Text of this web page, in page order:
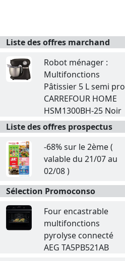
Liste des offres marchand
Robot ménager :
Multifonctions
Pâtissier 5 L semi pro
CARREFOUR HOME
HSM1300BH-25 Noir
Liste des offres prospectus
-68% sur le 2ème (
valable du 21/07 au
02/08 )
Sélection Promoconso
Four encastrable
multifonctions
pyrolyse connecté
AEG TA5PB521AB